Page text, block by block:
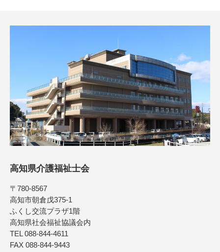
高知県介護福祉士会
〒780-8567
高知市朝倉戊375-1
ふくし交流プラザ1階
高知県社会福祉協議会内
TEL 088-844-4611
FAX 088-844-9443